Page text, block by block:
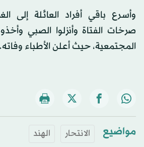
وأسرع باقي أفراد العائلة إلى
صرخات الفتاة وأنزلوا الصبي
المجتمعية، حيث أعلن الأطباء وفاته.
مواضيع الانتحار الهند